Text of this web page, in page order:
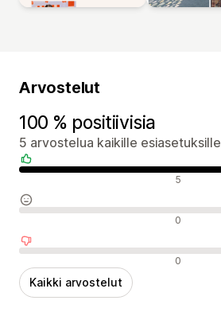
Arvostelut
100 % positiivisia
5 arvostelua kaikille esiasetuksille
Positiiviset arvostelut 5
Neutraalit arvostelut 0
Negatiiviset arvostelut 0
Kaikki arvostelut